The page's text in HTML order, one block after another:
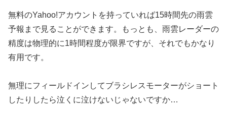
無料のYahoo!アカウントを持っていれば15時間先の雨雲
予報まで見ることができます。もっとも、雨雲レーダーの
精度は物理的に1時間程度が限界ですが、それでもかなり
有用です。
無理にフィールドインしてブラシレスモーターがショート
したりしたら泣くに泣けないじゃないですか…